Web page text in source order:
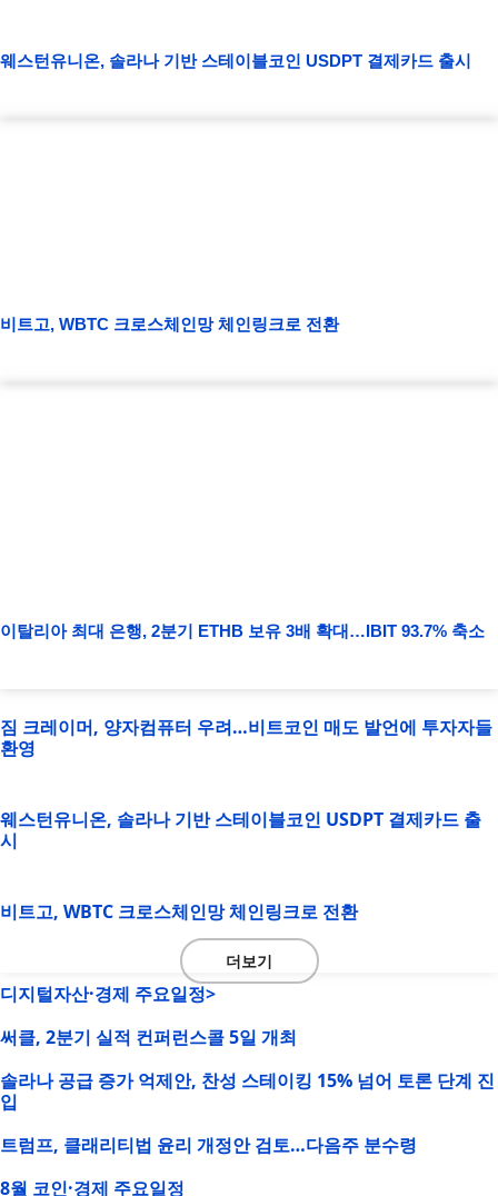
웨스턴유니온, 솔라나 기반 스테이블코인 USDPT 결제카드 출시
비트고, WBTC 크로스체인망 체인링크로 전환
이탈리아 최대 은행, 2분기 ETHB 보유 3배 확대…IBIT 93.7% 축소
짐 크레이머, 양자컴퓨터 우려…비트코인 매도 발언에 투자자들
환영
웨스턴유니온, 솔라나 기반 스테이블코인 USDPT 결제카드 출
시
비트고, WBTC 크로스체인망 체인링크로 전환
더보기
디지털자산·경제 주요일정>
써클, 2분기 실적 컨퍼런스콜 5일 개최
솔라나 공급 증가 억제안, 찬성 스테이킹 15% 넘어 토론 단계 진
입
트럼프, 클래리티법 윤리 개정안 검토…다음주 분수령
8월 코인·경제 주요일정